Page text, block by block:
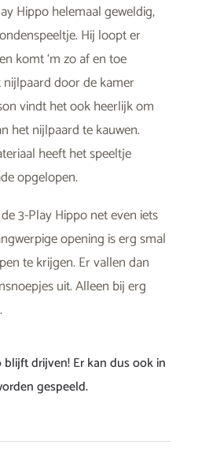
Hippo helemaal geweldig,
Hij loopt er
komt ‘m zo af en toe
door de kamer
vindt het ook heerlijk om
het nijlpaard te kauwen.
heeft het speeltje
opgelopen.
3-Play Hippo net even iets
opening is erg smal
te krijgen. Er vallen dan
uit. Alleen bij erg
blijft drijven! Er kan dus ook in
gespeeld.